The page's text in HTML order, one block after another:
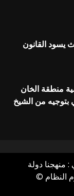
يسود القانون
منطقة الخان
بتوجيه من الشيخ
منهجنا دولة
النظام ©